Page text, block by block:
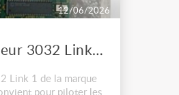
12/06/2026
Controlleur 3032 Link 1 Martin
Link 1 de la marque
pour piloter les